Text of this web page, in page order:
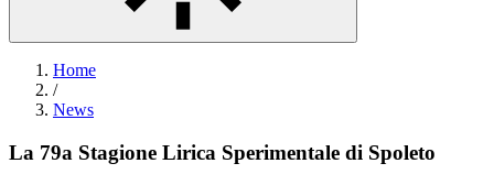
Home
/
News
La 79a Stagione Lirica Sperimentale di Spoleto